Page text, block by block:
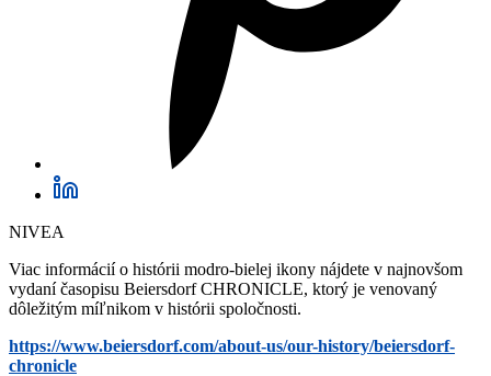
NIVEA
Viac informácií o histórii modro-bielej ikony nájdete v najnovšom
vydaní časopisu Beiersdorf CHRONICLE, ktorý je venovaný
dôležitým míľnikom v histórii spoločnosti.
https://www.beiersdorf.com/about-us/our-history/beiersdorf-
chronicle